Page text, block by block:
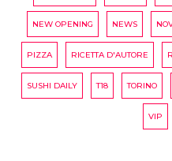
NEW OPENING NEWS
PIZZA RICETTA D'AUTORE
SUSHI DAILY T18 TORINO
VIP